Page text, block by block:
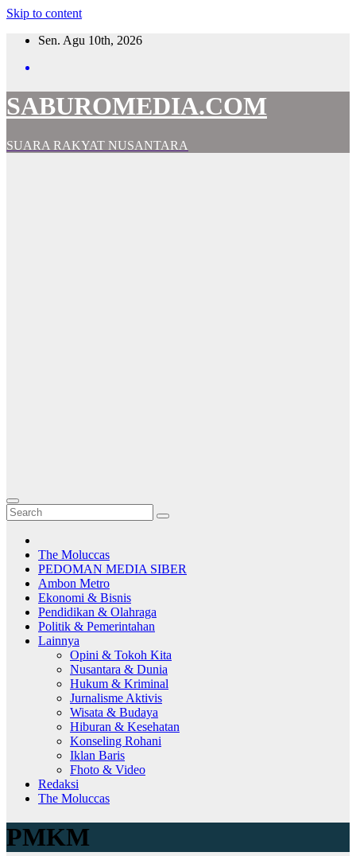
Skip to content
Sen. Agu 10th, 2026
SABUROMEDIA.COM
SUARA RAKYAT NUSANTARA
The Moluccas
PEDOMAN MEDIA SIBER
Ambon Metro
Ekonomi & Bisnis
Pendidikan & Olahraga
Politik & Pemerintahan
Lainnya
Opini & Tokoh Kita
Nusantara & Dunia
Hukum & Kriminal
Jurnalisme Aktivis
Wisata & Budaya
Hiburan & Kesehatan
Konseling Rohani
Iklan Baris
Fhoto & Video
Redaksi
The Moluccas
PMKM